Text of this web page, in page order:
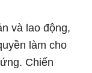
và lao động,
làm cho
Chiến